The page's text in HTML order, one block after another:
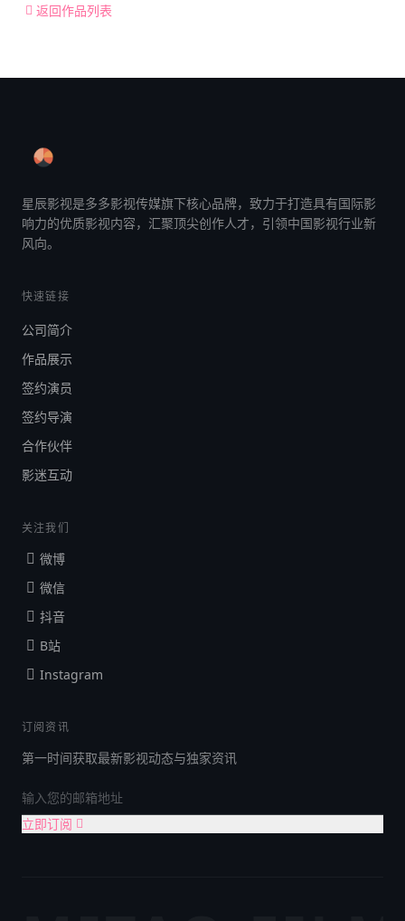
返回作品列表
星辰影视是多多影视传媒旗下核心品牌，致力于打造具有国际影
响力的优质影视内容，汇聚顶尖创作人才，引领中国影视行业新
风向。
快速链接
公司简介
作品展示
签约演员
签约导演
合作伙伴
影迷互动
关注我们
微博
微信
抖音
B站
Instagram
订阅资讯
第一时间获取最新影视动态与独家资讯
立即订阅